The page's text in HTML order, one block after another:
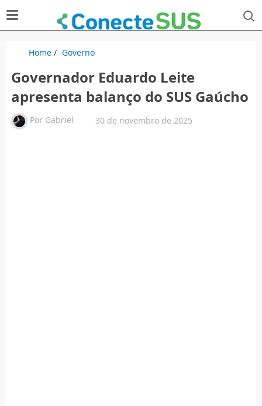
Home/ Governo
Governador Eduardo Leite
apresenta balanço do SUS Gaúcho
Por Gabriel 30 de novembro de 2025